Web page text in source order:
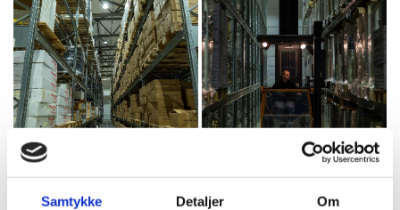
Samtykke Detaljer Om